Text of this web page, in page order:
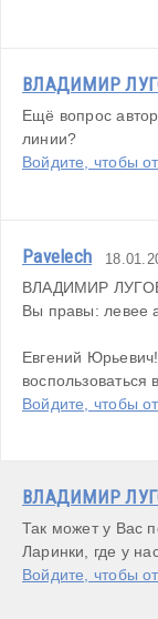
ВЛАДИМИР
Ещё вопрос
линии?
Войдите, чтобы
Pavelech
ВЛАДИМИР
Вы правы: левее
Евгений
воспользоваться
Войдите, чтобы
ВЛАДИМИР
Так может у Вас
Ларинки, где у
Войдите, чтобы